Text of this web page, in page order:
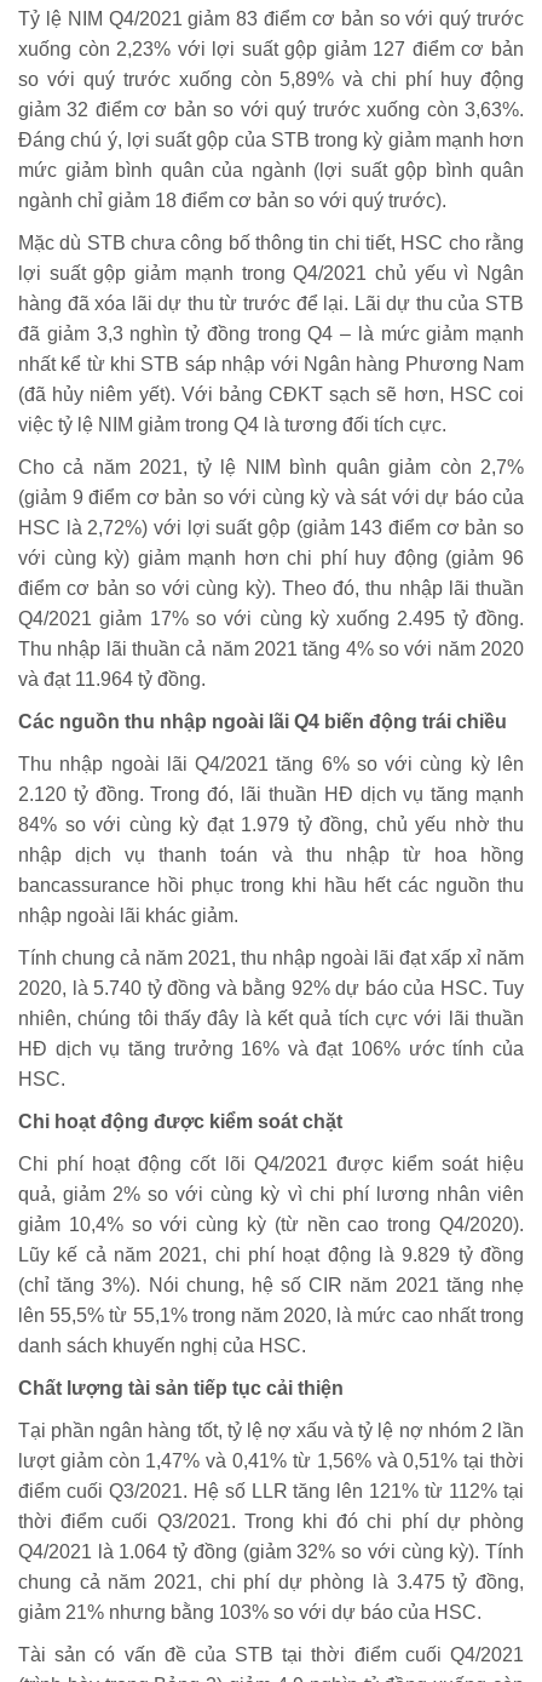
Tỷ lệ NIM Q4/2021 giảm 83 điểm cơ bản so với quý trước
xuống còn 2,23% với lợi suất gộp giảm 127 điểm cơ bản
so với quý trước xuống còn 5,89% và chi phí huy động
giảm 32 điểm cơ bản so với quý trước xuống còn 3,63%.
Đáng chú ý, lợi suất gộp của STB trong kỳ giảm mạnh hơn
mức giảm bình quân của ngành (lợi suất gộp bình quân
ngành chỉ giảm 18 điểm cơ bản so với quý trước).
Mặc dù STB chưa công bố thông tin chi tiết, HSC cho rằng
lợi suất gộp giảm mạnh trong Q4/2021 chủ yếu vì Ngân
hàng đã xóa lãi dự thu từ trước để lại. Lãi dự thu của STB
đã giảm 3,3 nghìn tỷ đồng trong Q4 – là mức giảm mạnh
nhất kể từ khi STB sáp nhập với Ngân hàng Phương Nam
(đã hủy niêm yết). Với bảng CĐKT sạch sẽ hơn, HSC coi
việc tỷ lệ NIM giảm trong Q4 là tương đối tích cực.
Cho cả năm 2021, tỷ lệ NIM bình quân giảm còn 2,7%
(giảm 9 điểm cơ bản so với cùng kỳ và sát với dự báo của
HSC là 2,72%) với lợi suất gộp (giảm 143 điểm cơ bản so
với cùng kỳ) giảm mạnh hơn chi phí huy động (giảm 96
điểm cơ bản so với cùng kỳ). Theo đó, thu nhập lãi thuần
Q4/2021 giảm 17% so với cùng kỳ xuống 2.495 tỷ đồng.
Thu nhập lãi thuần cả năm 2021 tăng 4% so với năm 2020
và đạt 11.964 tỷ đồng.
Các nguồn thu nhập ngoài lãi Q4 biến động trái chiều
Thu nhập ngoài lãi Q4/2021 tăng 6% so với cùng kỳ lên
2.120 tỷ đồng. Trong đó, lãi thuần HĐ dịch vụ tăng mạnh
84% so với cùng kỳ đạt 1.979 tỷ đồng, chủ yếu nhờ thu
nhập dịch vụ thanh toán và thu nhập từ hoa hồng
bancassurance hồi phục trong khi hầu hết các nguồn thu
nhập ngoài lãi khác giảm.
Tính chung cả năm 2021, thu nhập ngoài lãi đạt xấp xỉ năm
2020, là 5.740 tỷ đồng và bằng 92% dự báo của HSC. Tuy
nhiên, chúng tôi thấy đây là kết quả tích cực với lãi thuần
HĐ dịch vụ tăng trưởng 16% và đạt 106% ước tính của
HSC.
Chi hoạt động được kiểm soát chặt
Chi phí hoạt động cốt lõi Q4/2021 được kiểm soát hiệu
quả, giảm 2% so với cùng kỳ vì chi phí lương nhân viên
giảm 10,4% so với cùng kỳ (từ nền cao trong Q4/2020).
Lũy kế cả năm 2021, chi phí hoạt động là 9.829 tỷ đồng
(chỉ tăng 3%). Nói chung, hệ số CIR năm 2021 tăng nhẹ
lên 55,5% từ 55,1% trong năm 2020, là mức cao nhất trong
danh sách khuyến nghị của HSC.
Chất lượng tài sản tiếp tục cải thiện
Tại phần ngân hàng tốt, tỷ lệ nợ xấu và tỷ lệ nợ nhóm 2 lần
lượt giảm còn 1,47% và 0,41% từ 1,56% và 0,51% tại thời
điểm cuối Q3/2021. Hệ số LLR tăng lên 121% từ 112% tại
thời điểm cuối Q3/2021. Trong khi đó chi phí dự phòng
Q4/2021 là 1.064 tỷ đồng (giảm 32% so với cùng kỳ). Tính
chung cả năm 2021, chi phí dự phòng là 3.475 tỷ đồng,
giảm 21% nhưng bằng 103% so với dự báo của HSC.
Tài sản có vấn đề của STB tại thời điểm cuối Q4/2021